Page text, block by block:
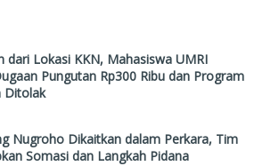
dari Lokasi KKN, Mahasiswa UMRI
Pungutan Rp300 Ribu dan Program
Ditolak
Nugroho Dikaitkan dalam Perkara, Tim
Somasi dan Langkah Pidana